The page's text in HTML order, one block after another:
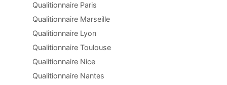
Qualitionnaire Paris
Qualitionnaire Marseille
Qualitionnaire Lyon
Qualitionnaire Toulouse
Qualitionnaire Nice
Qualitionnaire Nantes